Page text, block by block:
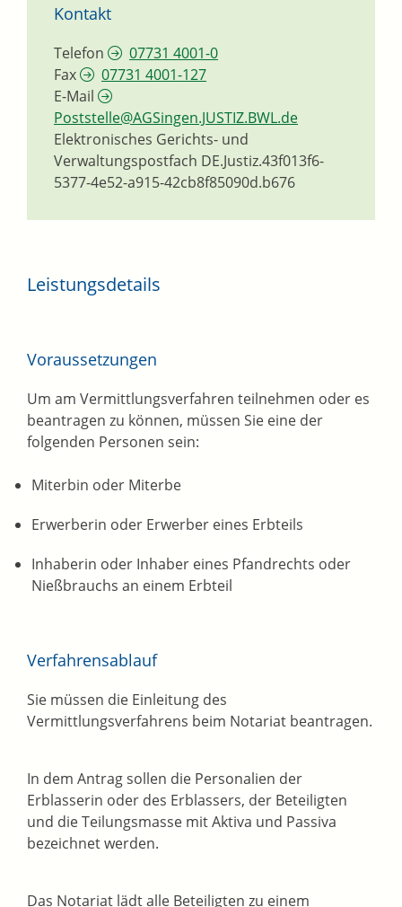
Kontakt
Telefon
07731 4001-0
Fax
07731 4001-127
E-Mail
Poststelle@AGSingen.JUSTIZ.BWL.de
Elektronisches Gerichts- und
Verwaltungspostfach DE.Justiz.43f013f6-
5377-4e52-a915-42cb8f85090d.b676
Leistungsdetails
Voraussetzungen
Um am Vermittlungsverfahren teilnehmen oder es
beantragen zu können, müssen Sie eine der
folgenden Personen sein:
Miterbin oder Miterbe
Erwerberin oder Erwerber eines Erbteils
Inhaberin oder Inhaber eines Pfandrechts oder
Nießbrauchs an einem Erbteil
Verfahrensablauf
Sie müssen die Einleitung des
Vermittlungsverfahrens beim Notariat beantragen.
In dem Antrag sollen die Personalien der
Erblasserin oder des Erblassers, der Beteiligten
und die Teilungsmasse mit Aktiva und Passiva
bezeichnet werden.
Das Notariat lädt alle Beteiligten zu einem